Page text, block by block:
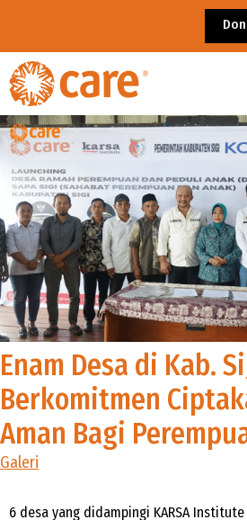
Enam Desa di Kab.
Berkomitmen
Aman Bagi
Galeri
6 desa yang didampingi KARSA Institute